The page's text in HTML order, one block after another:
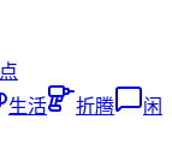
生活 折腾
闲